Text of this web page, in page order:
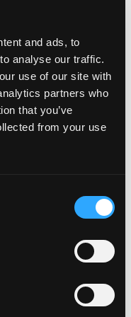
and ads, to
analyse our traffic.
use of our site with
partners who
that you’ve
from your use